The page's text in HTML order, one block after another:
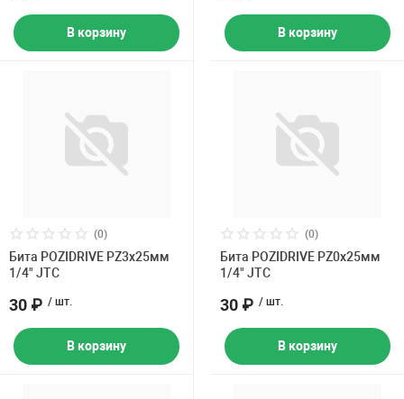
В корзину В корзину
(0)
Бита POZIDRIVE PZ3х25мм
1/4" JTC
30 ₽ / шт.
В корзину
(0)
Бита POZIDRIVE PZ0х25мм
1/4" JTC
30 ₽ / шт.
В корзину